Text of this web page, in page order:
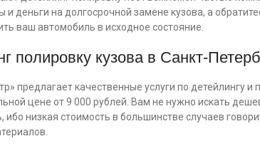
и деньги на долгосрочной замене кузова, а
ваш автомобиль в исходное состояние.
полировку кузова в Санкт-
предлагает качественные услуги по детейлингу и
цене от 9 000 рублей. Вам не нужно искать
ибо низкая стоимость в большинстве случаев